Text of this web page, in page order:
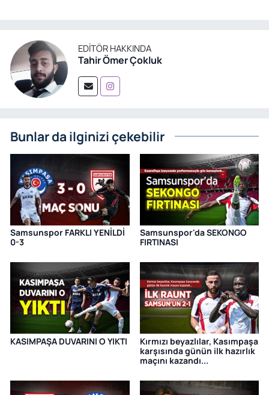
EDITÖR HAKKINDA
Tahir Ömer Çokluk
Bunlar da ilginizi çekebilir
Samsunspor FARKLI YENİLDİ
0-3
Samsunspor'da SEKONGO
FIRTINASI
KASIMPAŞA DUVARINI O YIKTI
Kırmızı beyazlılar, Kasımpaşa
karşısında günün ilk hazırlık
maçını kazandı...